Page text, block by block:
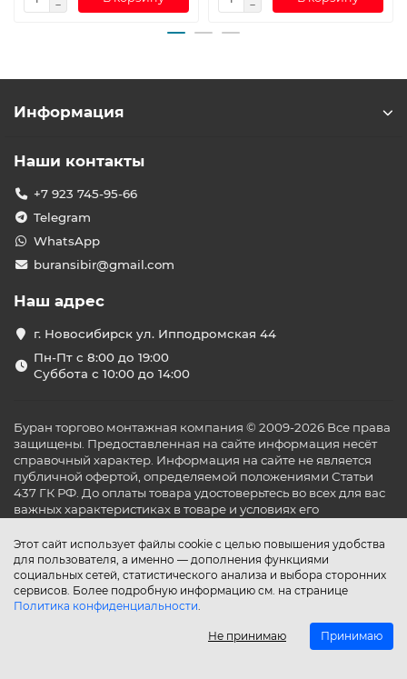
Этот сайт использует файлы cookie с целью повышения удобства
для пользователя, а именно — дополнения функциями
социальных сетей, статистического анализа и выбора сторонних
сервисов. Более подробную информацию см. на странице
Политика конфиденциальности.
Не принимаю Принимаю
Информация
Наши контакты
+7 923 745-95-66
Telegram
WhatsApp
buransibir@gmail.com
Наш адрес
г. Новосибирск ул. Ипподромская 44
Пн-Пт с 8:00 до 19:00
Суббота с 10:00 до 14:00
Буран торгово монтажная компания © 2009-2026 Все права
защищены. Предоставленная на сайте информация несёт
справочный характер. Информация на сайте не является
публичной офертой, определяемой положениями Статьи
437 ГК РФ. До оплаты товара удостоверьтесь во всех для вас
важных характеристиках в товаре и условиях его